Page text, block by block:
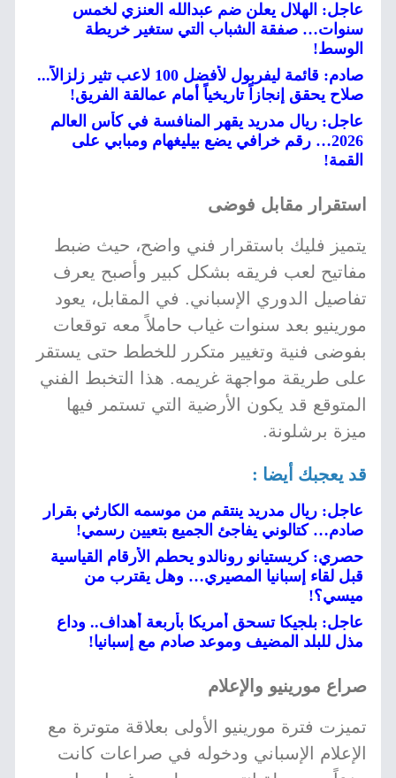
عاجل: الهلال يعلن ضم عبدالله العنزي لخمس
سنوات… صفقة الشباب التي ستغير خريطة
الوسط!
صادم: قائمة ليفربول لأفضل 100 لاعب تثير زلزالاً...
صلاح يحقق إنجازاً تاريخياً أمام عمالقة الفريق!
عاجل: ريال مدريد يقهر المنافسة في كأس العالم
2026… رقم خرافي يضع بيليغهام ومبابي على
القمة!
استقرار مقابل فوضى
يتميز فليك باستقرار فني واضح، حيث ضبط
مفاتيح لعب فريقه بشكل كبير وأصبح يعرف
تفاصيل الدوري الإسباني. في المقابل، يعود
مورينيو بعد سنوات غياب حاملاً معه توقعات
بفوضى فنية وتغيير متكرر للخطط حتى يستقر
على طريقة مواجهة غريمه. هذا التخبط الفني
المتوقع قد يكون الأرضية التي تستمر فيها
ميزة برشلونة.
قد يعجبك أيضا :
عاجل: ريال مدريد ينتقم من موسمه الكارثي بقرار
صادم… كتالوني يفاجئ الجميع بتعيين رسمي!
حصري: كريستيانو رونالدو يحطم الأرقام القياسية
قبل لقاء إسبانيا المصيري… وهل يقترب من
ميسي؟!
عاجل: بلجيكا تسحق أمريكا بأربعة أهداف.. وداع
مذل للبلد المضيف وموعد صادم مع إسبانيا!
صراع مورينيو والإعلام
تميزت فترة مورينيو الأولى بعلاقة متوترة مع
الإعلام الإسباني ودخوله في صراعات كانت